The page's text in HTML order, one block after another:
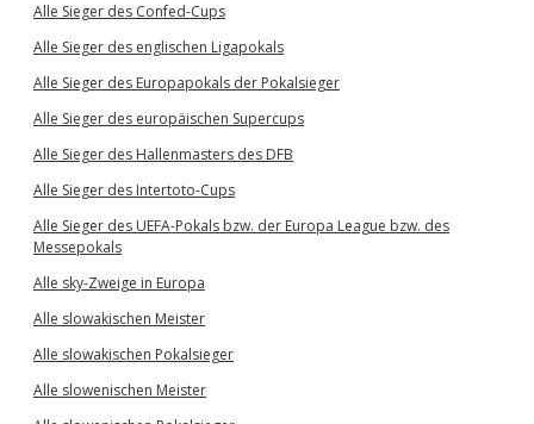
Alle Sieger des Confed-Cups
Alle Sieger des englischen Ligapokals
Alle Sieger des Europapokals der Pokalsieger
Alle Sieger des europäischen Supercups
Alle Sieger des Hallenmasters des DFB
Alle Sieger des Intertoto-Cups
Alle Sieger des UEFA-Pokals bzw. der Europa League bzw. des
Messepokals
Alle sky-Zweige in Europa
Alle slowakischen Meister
Alle slowakischen Pokalsieger
Alle slowenischen Meister